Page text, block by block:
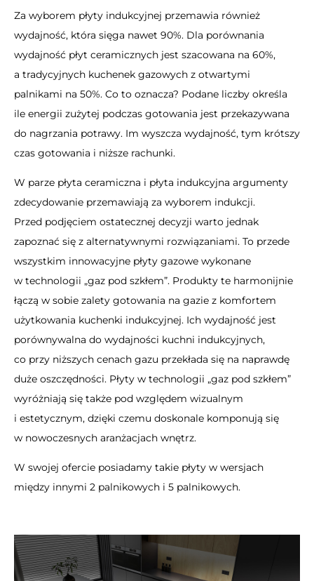
Za wyborem płyty indukcyjnej przemawia również
wydajność, która sięga nawet 90%. Dla porównania
wydajność płyt ceramicznych jest szacowana na 60%,
a tradycyjnych kuchenek gazowych z otwartymi
palnikami na 50%. Co to oznacza? Podane liczby określa
ile energii zużytej podczas gotowania jest przekazywana
do nagrzania potrawy. Im wyszcza wydajność, tym krótszy
czas gotowania i niższe rachunki.
W parze płyta ceramiczna i płyta indukcyjna argumenty
zdecydowanie przemawiają za wyborem indukcji.
Przed podjęciem ostatecznej decyzji warto jednak
zapoznać się z alternatywnymi rozwiązaniami. To przede
wszystkim innowacyjne płyty gazowe wykonane
w technologii „gaz pod szkłem”. Produkty te harmonijnie
łączą w sobie zalety gotowania na gazie z komfortem
użytkowania kuchenki indukcyjnej. Ich wydajność jest
porównywalna do wydajności kuchni indukcyjnych,
co przy niższych cenach gazu przekłada się na naprawdę
duże oszczędności. Płyty w technologii „gaz pod szkłem”
wyróżniają się także pod względem wizualnym
i estetycznym, dzięki czemu doskonale komponują się
w nowoczesnych aranżacjach wnętrz.
W swojej ofercie posiadamy takie płyty w wersjach
między innymi 2 palnikowych i 5 palnikowych.